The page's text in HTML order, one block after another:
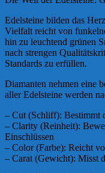
Edelsteine bilden das
Vielfalt reicht von
hin zu leuchtend grünen
nach strengen
Standards zu erfüllen.
Diamanten nehmen eine
aller Edelsteine werden
– Cut (Schliff): Bestimmt
– Clarity (Reinheit):
Einschlüssen
– Color (Farbe): Reicht
– Carat (Gewicht): Misst